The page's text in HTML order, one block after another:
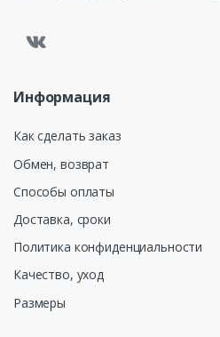
Информация
Как сделать заказ
Обмен, возврат
Способы оплаты
Доставка, сроки
Политика конфиденциальности
Качество, уход
Размеры